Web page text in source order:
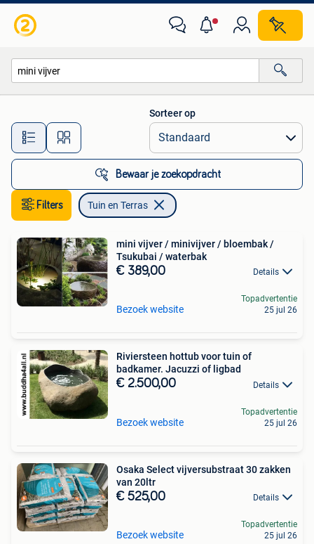
Alle afstanden…
Sorteer op
Bewaar je zoekopdracht
Filters Tuin en Terras
mini vijver / minivijver / bloembak /
Tsukubai / waterbak
€ 389,00 Details
Bezoek website
Topadvertentie
25 jul 26
Riviersteen hottub voor tuin of
badkamer. Jacuzzi of ligbad
€ 2.500,00 Details
Bezoek website
Topadvertentie
25 jul 26
Osaka Select vijversubstraat 30 zakken
van 20ltr
€ 525,00 Details
Bezoek website
Topadvertentie
25 jul 26